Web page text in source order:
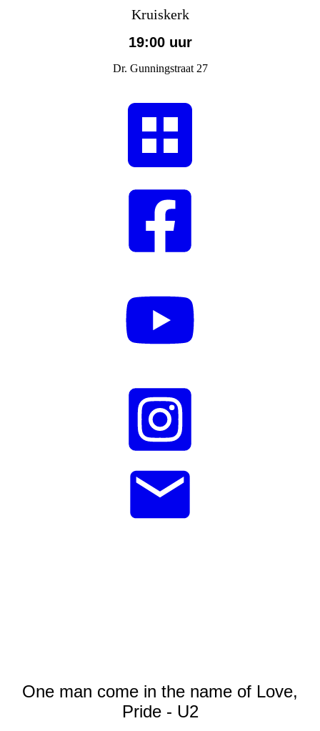
Kruiskerk
19:00 uur
Dr. Gunningstraat 27
One man come in the name of Love,
Pride - U2